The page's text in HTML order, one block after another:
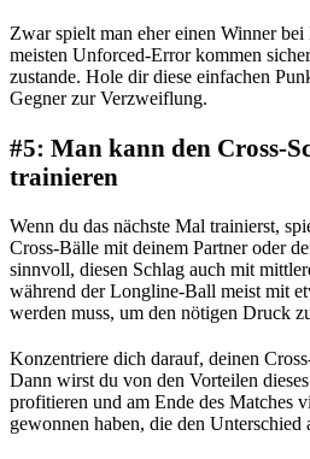
Zwar spielt man eher einen Winner
meisten Unforced-Error kommen
zustande. Hole dir diese einfachen
Gegner zur Verzweiflung.
#5: Man kann den Cross-
trainieren
Wenn du das nächste Mal trainierst,
Cross-Bälle mit deinem Partner oder
sinnvoll, diesen Schlag auch mit
während der Longline-Ball meist mit
werden muss, um den nötigen Druck
Konzentriere dich darauf, deinen
Dann wirst du von den Vorteilen
profitieren und am Ende des Matches
gewonnen haben, die den Unterschied